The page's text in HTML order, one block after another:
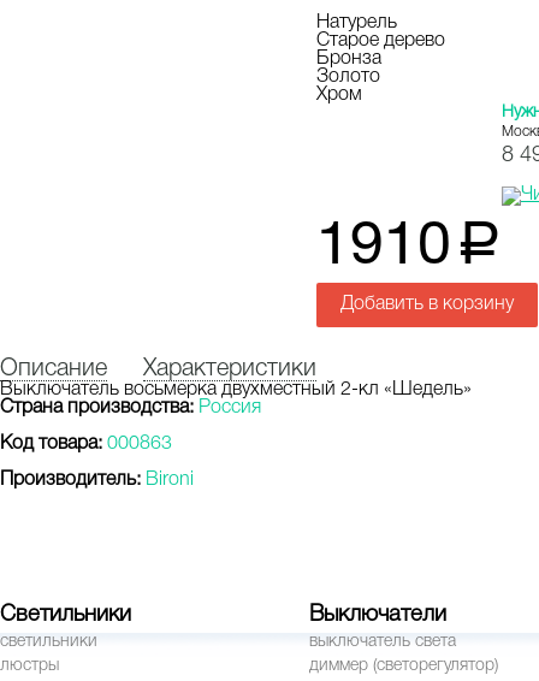
Натурель
Старое дерево
Бронза
Золото
Хром
8
1910 a
Добавить в корзину
Описание Характеристики
Выключатель восьмерка двухместный 2-кл «Шедель»
Страна производства: Россия
Код товара: 000863
Производитель: Bironi
Светильники
светильники
люстры
Выключатели
выключатель света
диммер (светорегулятор)